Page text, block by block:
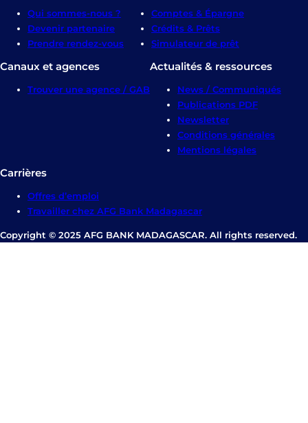
Qui sommes-nous ?
Devenir partenaire
Prendre rendez-vous
Comptes & Épargne
Crédits & Prêts
Simulateur de prêt
Canaux et agences
Trouver une agence / GAB
Actualités & ressources
News / Communiqués
Publications PDF
Newsletter
Conditions générales
Mentions légales
Carrières
Offres d’emploi
Travailler chez AFG Bank Madagascar
Copyright © 2025 AFG BANK MADAGASCAR. All rights reserved.